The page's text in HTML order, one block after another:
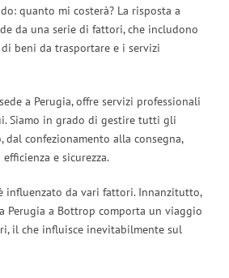
quanto mi costerà? La risposta a
da una serie di fattori, che includono
beni da trasportare e i servizi
a Perugia, offre servizi professionali
Siamo in grado di gestire tutti gli
confezionamento alla consegna,
e sicurezza.
influenzato da vari fattori. Innanzitutto,
Perugia a Bottrop comporta un viaggio
il che influisce inevitabilmente sul